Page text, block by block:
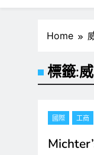
Home
標籤:
國際 工商